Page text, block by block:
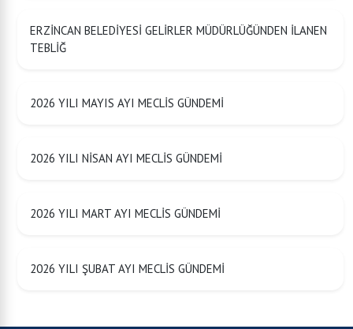
ERZİNCAN BELEDİYESİ GELİRLER MÜDÜRLÜĞÜNDEN İLANEN
TEBLİĞ
2026 YILI MAYIS AYI MECLİS GÜNDEMİ
2026 YILI NİSAN AYI MECLİS GÜNDEMİ
2026 YILI MART AYI MECLİS GÜNDEMİ
2026 YILI ŞUBAT AYI MECLİS GÜNDEMİ